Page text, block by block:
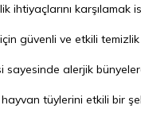
ihtiyaçlarını karşılamak
güvenli ve etkili temizlik
sayesinde alerjik
hayvan tüylerini etkili bir